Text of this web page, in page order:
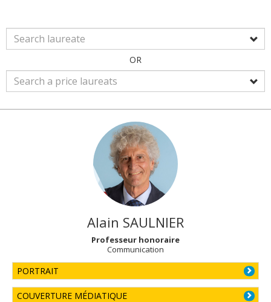
OR
Alain SAULNIER
Professeur honoraire
Communication
PORTRAIT
COUVERTURE MÉDIATIQUE